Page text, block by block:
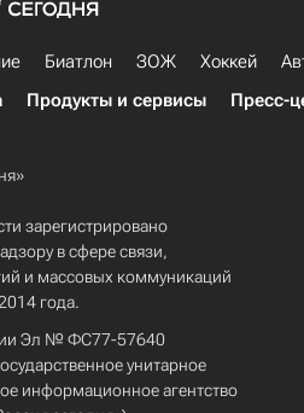
Биатлон ЗОЖ Хоккей
Продукты и сервисы Пресс-
зарегистрировано
в сфере связи,
и массовых коммуникаций
года.
Эл № ФС77-57640
унитарное
информационное агентство